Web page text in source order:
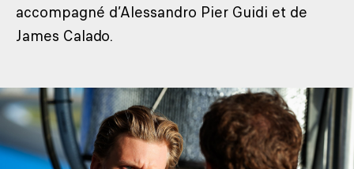
accompagné d’Alessandro Pier Guidi et de
James Calado.